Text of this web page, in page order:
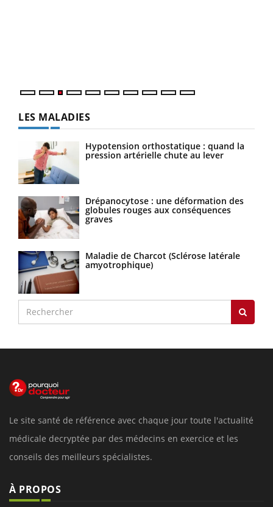
LES MALADIES
Hypotension orthostatique : quand la
pression artérielle chute au lever
Drépanocytose : une déformation des
globules rouges aux conséquences
graves
Maladie de Charcot (Sclérose latérale
amyotrophique)
Le site santé de référence avec chaque jour toute l'actualité
médicale decryptée par des médecins en exercice et les
conseils des meilleurs spécialistes.
À PROPOS